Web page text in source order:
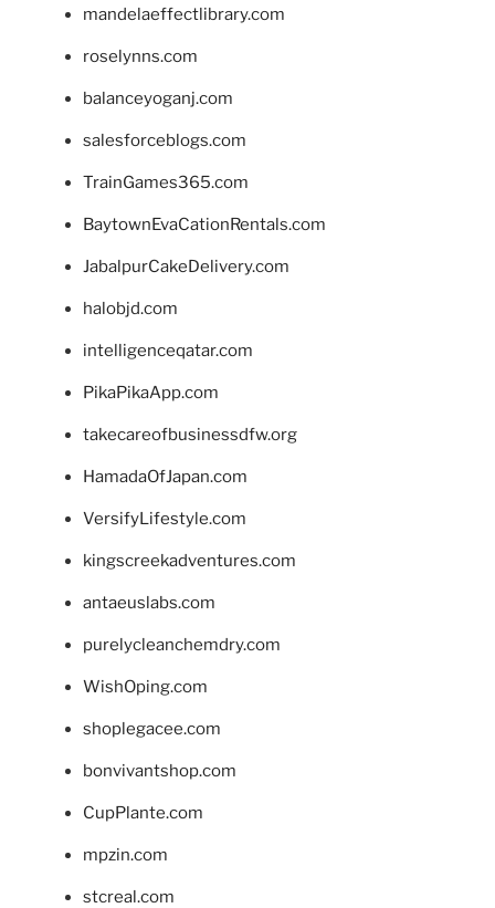
mandelaeffectlibrary.com
roselynns.com
balanceyoganj.com
salesforceblogs.com
TrainGames365.com
BaytownEvaCationRentals.com
JabalpurCakeDelivery.com
halobjd.com
intelligenceqatar.com
PikaPikaApp.com
takecareofbusinessdfw.org
HamadaOfJapan.com
VersifyLifestyle.com
kingscreekadventures.com
antaeuslabs.com
purelycleanchemdry.com
WishOping.com
shoplegacee.com
bonvivantshop.com
CupPlante.com
mpzin.com
stcreal.com